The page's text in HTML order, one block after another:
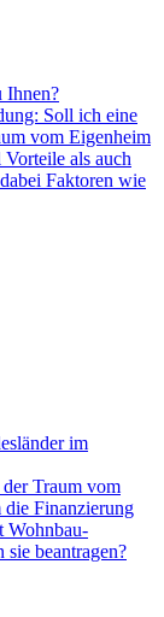
Ihnen?
Soll ich eine
vom Eigenheim
als auch
Faktoren wie
im
Traum vom
Finanzierung
Wohnbau­
beantragen?